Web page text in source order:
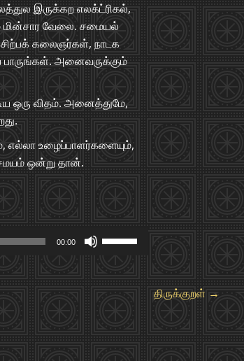
இருக்கற எலக்ட்ரிகல்,
மின்சார வேலை. சமையல்
சிற்பக் கலைஞர்கள், நாடக
பாருங்கள். அனைவருக்கும்
ஒரு விதம். அனைத்துமே,
எல்லா உழைப்பாளர்களையும்,
ஒன்று தான்.
00:00
திருக்குறள் →